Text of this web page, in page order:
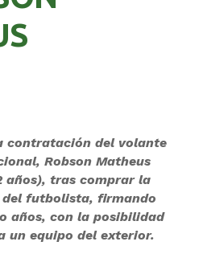
contratación del volante
Robson Matheus
años), tras comprar la
futbolista, firmando
años, con la posibilidad
un equipo del exterior.